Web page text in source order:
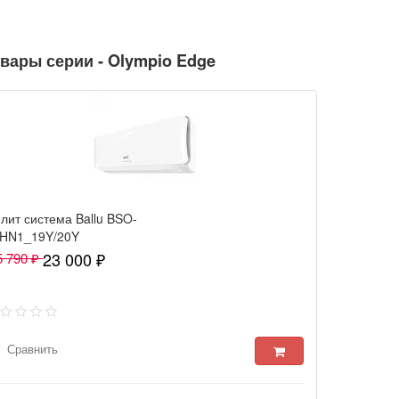
серии - Olympio Edge
система Ballu BSO-
20Y
790 ₽23 000 ₽
Сравнить